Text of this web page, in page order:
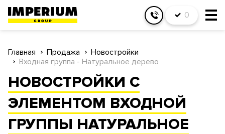
0
Главная Продажа
Новостройки
Входная группа - Натуральное дерево
НОВОСТРОЙКИ С
ЭЛЕМЕНТОМ ВХОДНОЙ
ГРУППЫ НАТУРАЛЬНОЕ